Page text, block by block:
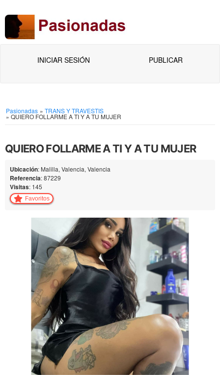
INICIAR SESIÓN PUBLICAR
Pasionadas » TRANS Y TRAVESTIS
» QUIERO FOLLARME A TI Y A TU MUJER
QUIERO FOLLARME A TI Y A TU MUJER
Ubicación: Malilla, Valencia, Valencia
Referencia: 87229
Visitas: 145
Favoritos